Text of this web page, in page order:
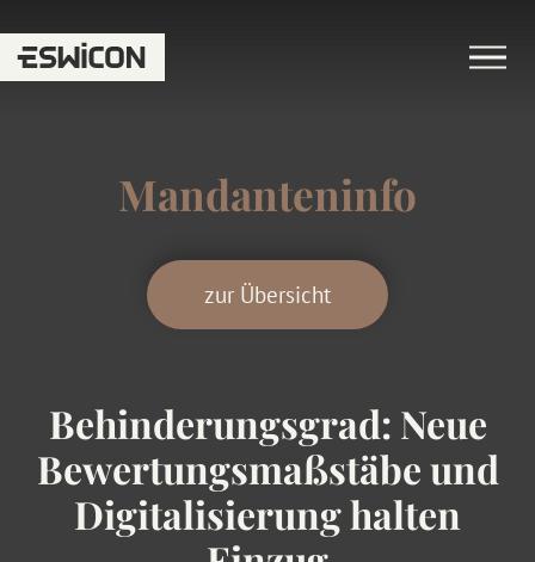
Mandanteninfo
zur Übersicht
Behinderungsgrad: Neue
Bewertungsmaßstäbe und
Digitalisierung halten